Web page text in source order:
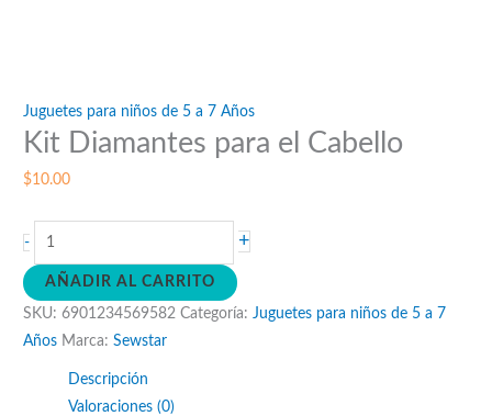
Juguetes para niños de 5 a 7 Años
Kit Diamantes para el Cabello
$10.00
-
Kit
Diamantes
para
el
Cabello
cantidad
+
AÑADIR AL CARRITO
SKU:6901234569582 Categoría:Juguetes para niños de 5 a 7
Años Marca:Sewstar
Descripción
Valoraciones (0)